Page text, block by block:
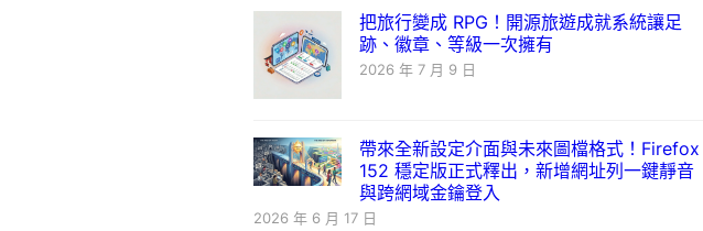
把旅行變成 RPG！開源旅遊成就系統讓足
跡、徽章、等級一次擁有
2026 年 7 月 9 日
帶來全新設定介面與未來圖檔格式！Firefox
152 穩定版正式釋出，新增網址列一鍵靜音
與跨網域金鑰登入
2026 年 6 月 17 日